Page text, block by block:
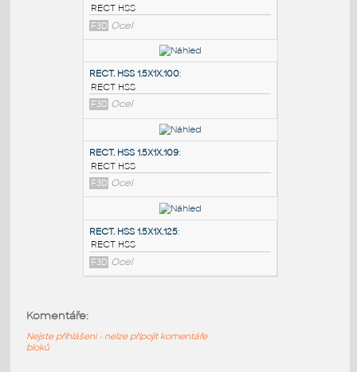
PODOBNÉ BLOKY:
RECT. HSS 2X1X.100:
F3D Ocel
RECT. HSS 1.5X1X.100
RECT HSS
F3D Ocel
F3D Ocel
Komentáře:
Nejste přihlášeni - nelze připojit komentáře
bloků